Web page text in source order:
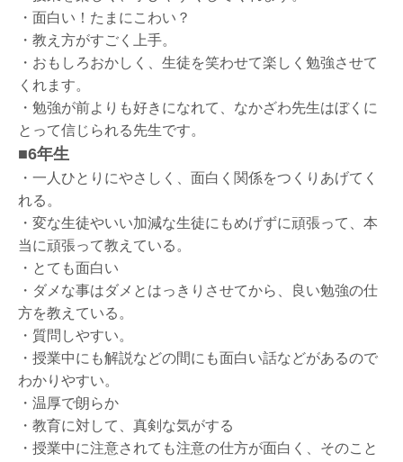
・面白い！たまにこわい？
・教え方がすごく上手。
・おもしろおかしく、生徒を笑わせて楽しく勉強させて
くれます。
・勉強が前よりも好きになれて、なかざわ先生はぼくに
とって信じられる先生です。
■6年生
・一人ひとりにやさしく、面白く関係をつくりあげてく
れる。
・変な生徒やいい加減な生徒にもめげずに頑張って、本
当に頑張って教えている。
・とても面白い
・ダメな事はダメとはっきりさせてから、良い勉強の仕
方を教えている。
・質問しやすい。
・授業中にも解説などの間にも面白い話などがあるので
わかりやすい。
・温厚で朗らか
・教育に対して、真剣な気がする
・授業中に注意されても注意の仕方が面白く、そのこと